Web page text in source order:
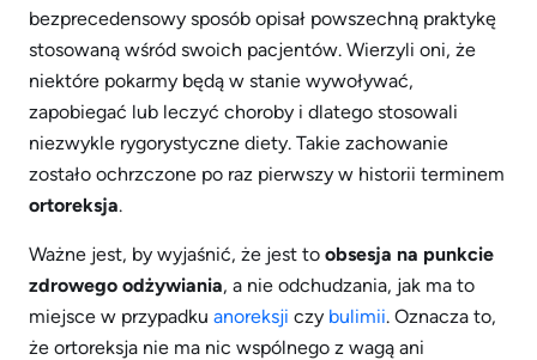
bezprecedensowy sposób opisał powszechną praktykę
stosowaną wśród swoich pacjentów. Wierzyli oni, że
niektóre pokarmy będą w stanie wywoływać,
zapobiegać lub leczyć choroby i dlatego stosowali
niezwykle rygorystyczne diety. Takie zachowanie
zostało ochrzczone po raz pierwszy w historii terminem
ortoreksja.
Ważne jest, by wyjaśnić, że jest to obsesja na punkcie
zdrowego odżywiania, a nie odchudzania, jak ma to
miejsce w przypadku anoreksji czy bulimii. Oznacza to,
że ortoreksja nie ma nic wspólnego z wagą ani